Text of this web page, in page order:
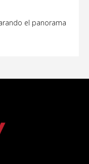
el panorama